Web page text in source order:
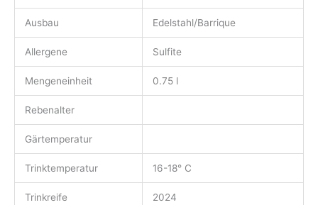
Ausbau Edelstahl/Barrique
Allergene Sulfite
Mengeneinheit 0.75 l
Rebenalter
Gärtemperatur
Trinktemperatur 16-18° C
Trinkreife 2024